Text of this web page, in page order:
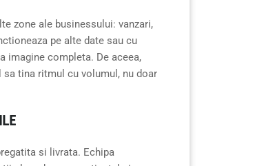
zone ale businessului: vanzari,
pe alte date sau cu
imagine completa. De aceea,
tina ritmul cu volumul, nu doar
si livrata. Echipa